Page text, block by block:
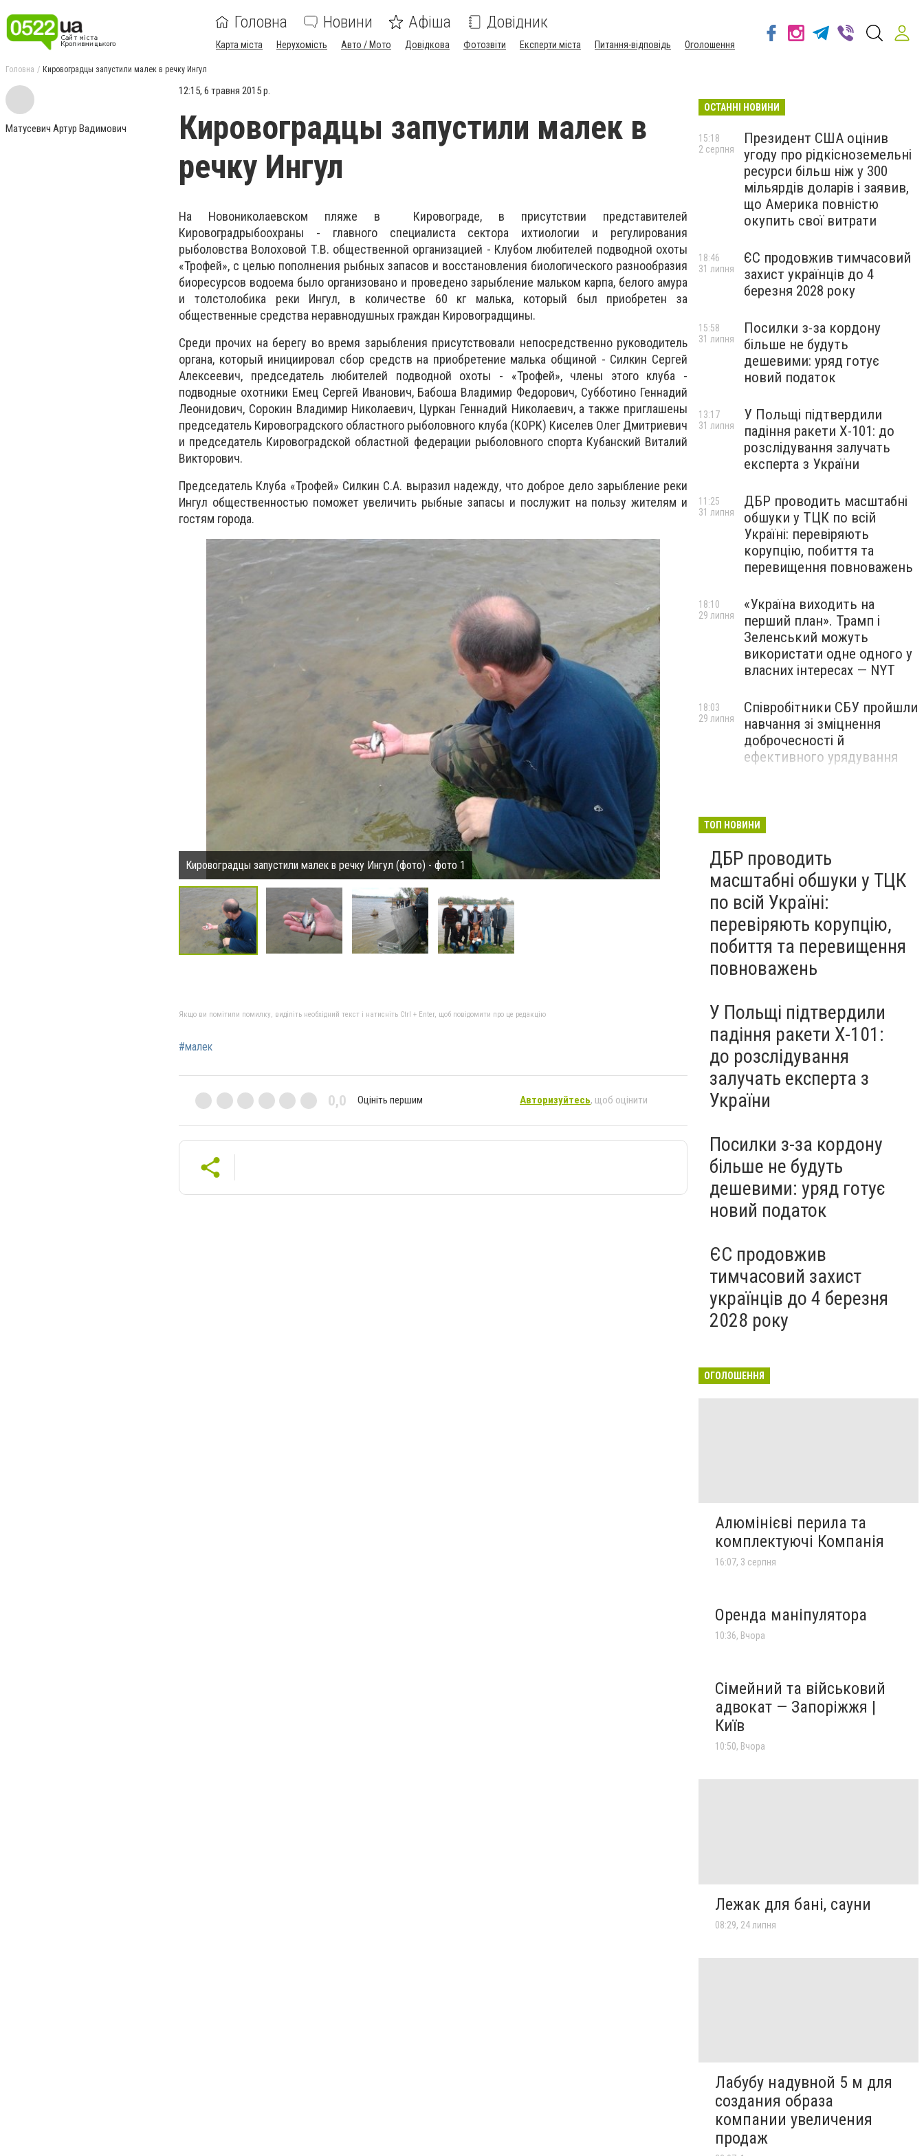
Головна Новини Афіша Довідник
Карта міста Нерухомість Авто / Мото Довідкова Фотозвіти Експерти міста Питання-відповідь Оголошення
Головна Кировоградцы запустили малек в речку Ингул
Матусевич Артур Вадимович
12:15, 6 травня 2015 р.
Кировоградцы запустили малек в
речку Ингул
На Новониколаевском пляже в Кировограде, в присутствии представителей
Кировоградрыбоохраны - главного специалиста сектора ихтиологии и регулирования
рыболовства Волоховой Т.В. общественной организацией - Клубом любителей подводной охоты
«Трофей», с целью пополнения рыбных запасов и восстановления биологического разнообразия
биоресурсов водоема было организовано и проведено зарыбление мальком карпа, белого амура
и толстолобика реки Ингул, в количестве 60 кг малька, который был приобретен за
общественные средства неравнодушных граждан Кировоградщины.
Среди прочих на берегу во время зарыбления присутствовали непосредственно руководитель
органа, который инициировал сбор средств на приобретение малька общиной - Силкин Сергей
Алексеевич, председатель любителей подводной охоты - «Трофей», члены этого клуба -
подводные охотники Емец Сергей Иванович, Бабоша Владимир Федорович, Субботино Геннадий
Леонидович, Сорокин Владимир Николаевич, Цуркан Геннадий Николаевич, а также приглашены
председатель Кировоградского областного рыболовного клуба (КОРК) Киселев Олег Дмитриевич
и председатель Кировоградской областной федерации рыболовного спорта Кубанский Виталий
Викторович.
Председатель Клуба «Трофей» Силкин С.А. выразил надежду, что доброе дело зарыбление реки
Ингул общественностью поможет увеличить рыбные запасы и послужит на пользу жителям и
гостям города.
Кировоградцы запустили малек в речку Ингул (фото) - фото 1 Кировоградцы запустили малек в речку Ингул
Якщо ви помітили помилку, виділіть необхідний текст і натисніть Ctrl + Enter, щоб повідомити про це редакцію
#малек
0,0 Оцініть першим Авторизуйтесь, щоб оцінити
ОСТАННІ НОВИНИ
Президент США оцінив
угоду про рідкісноземельні
ресурси більш ніж у 300
мільярдів доларів і заявив,
що Америка повністю
окупить свої витрати
15:18
2 серпня
ЄС продовжив тимчасовий
захист українців до 4
березня 2028 року
18:46
31 липня
Посилки з-за кордону
більше не будуть
дешевими: уряд готує
новий податок
15:58
31 липня
У Польщі підтвердили
падіння ракети Х-101: до
розслідування залучать
експерта з України
13:17
31 липня
ДБР проводить масштабні
обшуки у ТЦК по всій
Україні: перевіряють
корупцію, побиття та
перевищення повноважень
11:25
31 липня
«Україна виходить на
перший план». Трамп і
Зеленський можуть
використати одне одного у
власних інтересах — NYT
18:10
29 липня
Співробітники СБУ пройшли
навчання зі зміцнення
доброчесності й
ефективного урядування
18:03
29 липня
війська: у CENTCOM
всіх ракет
ТОП НОВИНИ
ДБР проводить
масштабні обшуки у ТЦК
по всій Україні:
перевіряють корупцію,
побиття та перевищення
повноважень
У Польщі підтвердили
падіння ракети Х-101:
до розслідування
залучать експерта з
України
Посилки з-за кордону
більше не будуть
дешевими: уряд готує
новий податок
ЄС продовжив
тимчасовий захист
українців до 4 березня
2028 року
ОГОЛОШЕННЯ
Алюмінієві перила та
комплектуючі Компанія
16:07, 3 серпня
Оренда маніпулятора
10:36, Вчора
Сімейний та військовий
адвокат — Запоріжжя |
Київ
10:50, Вчора
Лежак для бані, сауни
08:29, 24 липня
Лабубу надувной 5 м для
создания образа
компании увеличения
продаж